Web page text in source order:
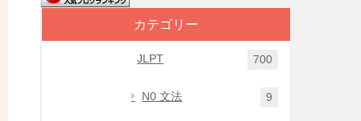
カテゴリー
JLPT 700
N0 文法 9